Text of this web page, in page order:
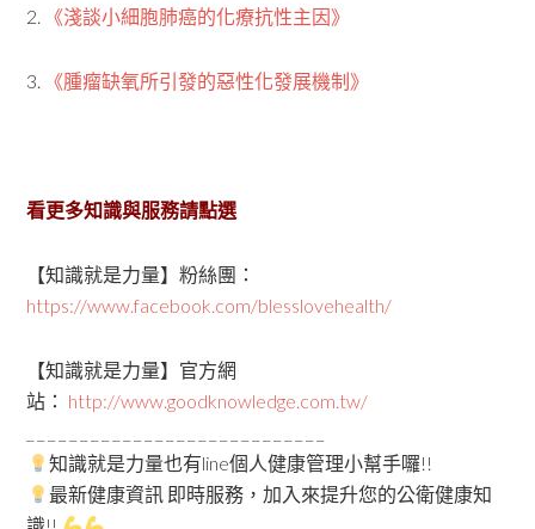
2. 《淺談小細胞肺癌的化療抗性主因》
3. 《腫瘤缺氧所引發的惡性化發展機制》
看更多知識與服務請點選
【知識就是力量】粉絲團：
https://www.facebook.com/blesslovehealth/
【知識就是力量】官方網
站： http://www.goodknowledge.com.tw/
知識就是力量也有line個人健康管理小幫手囉!!
最新健康資訊 即時服務，加入來提升您的公衛健康知